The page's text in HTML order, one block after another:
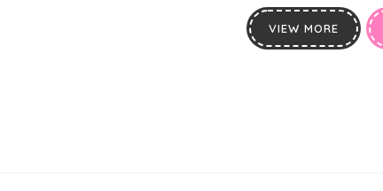
VIEW MORE